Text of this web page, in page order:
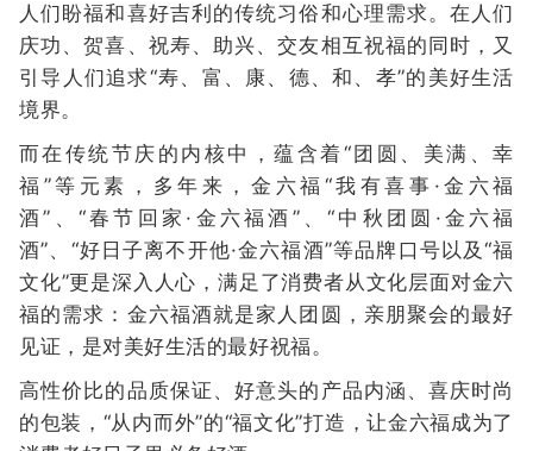
人们盼福和喜好吉利的传统习俗和心理需求。在人们
庆功、贺喜、祝寿、助兴、交友相互祝福的同时，又
引导人们追求“寿、富、康、德、和、孝”的美好生活
境界。
而在传统节庆的内核中，蕴含着“团圆、美满、幸
福”等元素，多年来，金六福“我有喜事·金六福
酒”、“春节回家·金六福酒”、“中秋团圆·金六福
酒”、“好日子离不开他·金六福酒”等品牌口号以及“福
文化”更是深入人心，满足了消费者从文化层面对金六
福的需求：金六福酒就是家人团圆，亲朋聚会的最好
见证，是对美好生活的最好祝福。
高性价比的品质保证、好意头的产品内涵、喜庆时尚
的包装，“从内而外”的“福文化”打造，让金六福成为了